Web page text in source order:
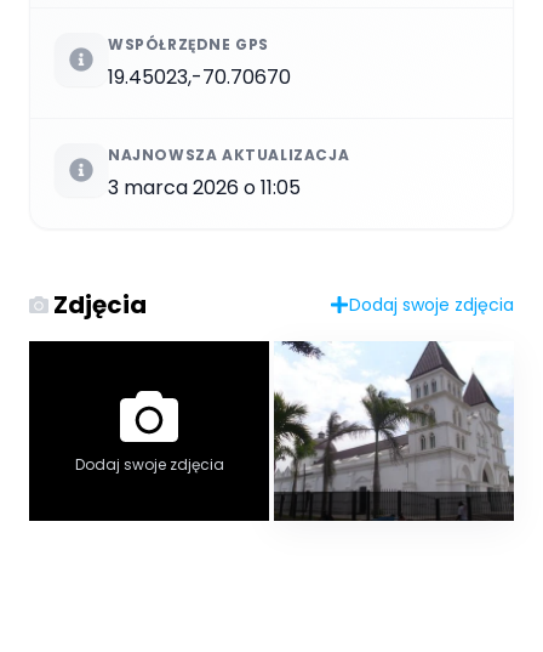
WSPÓŁRZĘDNE GPS
19.45023,-70.70670
NAJNOWSZA AKTUALIZACJA
3 marca 2026 o 11:05
Zdjęcia Dodaj swoje zdjęcia
Dodaj swoje zdjęcia